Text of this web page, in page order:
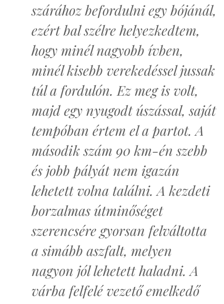
szárához befordulni egy bójánál,
ezért bal szélre helyezkedtem,
hogy minél nagyobb ívben,
minél kisebb verekedéssel jussak
túl a fordulón. Ez meg is volt,
majd egy nyugodt úszással, saját
tempóban értem el a partot. A
második szám 90 km-én szebb
és jobb pályát nem igazán
lehetett volna találni. A kezdeti
borzalmas útminőséget
szerencsére gyorsan felváltotta
a simább aszfalt, melyen
nagyon jól lehetett haladni. A
várba felfelé vezető emelkedő